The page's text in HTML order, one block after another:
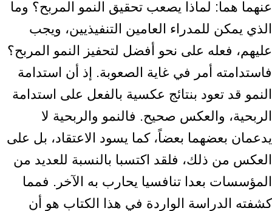
عنهما هما: لماذا يصعب تحقيق النمو المربح؟ وما
الذي يمكن للمدراء العامين التنفيذيين، ويجب
عليهم، فعله على نحو أفضل لتحفيز النمو المربح؟
فاستدامته أمر في غاية الصعوبة. إذ أن استدامة
النمو قد تعود بنتائج عكسية بالفعل على استدامة
الربحية، والعكس صحيح. فالنمو والربحية لا
يدعمان بعضهما بعضاً، كما يسود الاعتقاد، بل على
العكس من ذلك، فلقد اكتسبا بالنسبة للعديد من
المؤسسات بعدا تنافسيا يحارب به الآخر. فمما
كشفته الدراسة الواردة في هذا الكتاب هو أن